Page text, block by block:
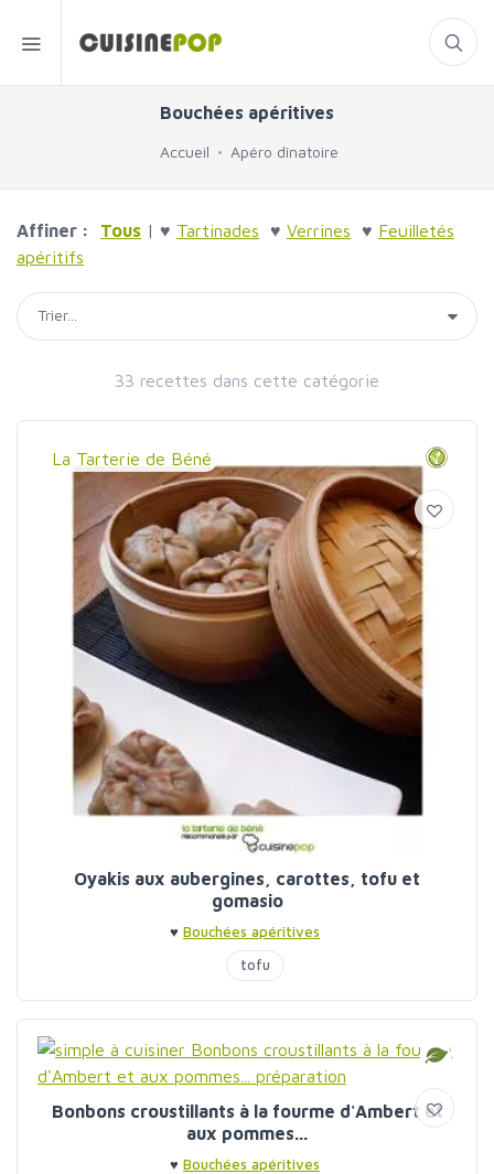
Bouchées apéritives
Accueil Apéro dînatoire
Affiner : Tous | ♥ Tartinades ♥ Verrines ♥ Feuilletés
apéritifs
33 recettes dans cette catégorie
La Tarterie de Béné
Oyakis aux aubergines, carottes, tofu et
gomasio
♥ Bouchées apéritives
tofu
Bonbons croustillants à la fourme d'Ambert et
aux pommes...
♥ Bouchées apéritives